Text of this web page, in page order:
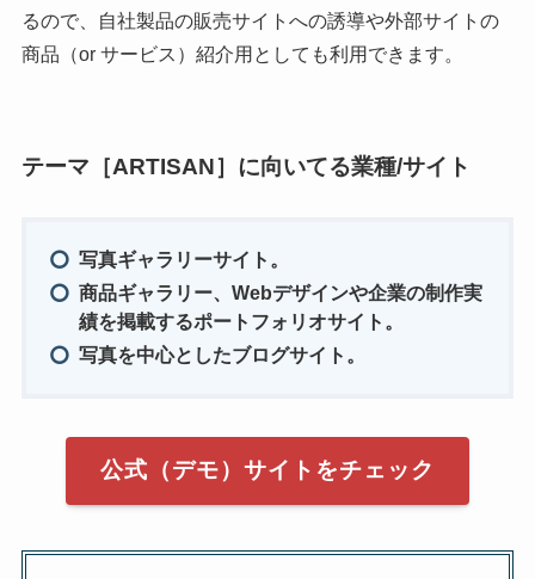
るので、自社製品の販売サイトへの誘導や外部サイトの
商品（or サービス）紹介用としても利用できます。
テーマ［ARTISAN］に向いてる業種/サイト
写真ギャラリーサイト。
商品ギャラリー、Webデザインや企業の制作実
績を掲載するポートフォリオサイト。
写真を中心としたブログサイト。
公式（デモ）サイトをチェック